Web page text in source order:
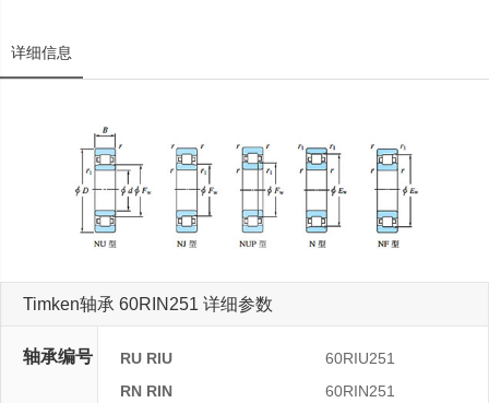
详细信息
Timken轴承 60RIN251 详细参数
轴承编号 RU RIU
60RIU251
RN RIN
60RIN251